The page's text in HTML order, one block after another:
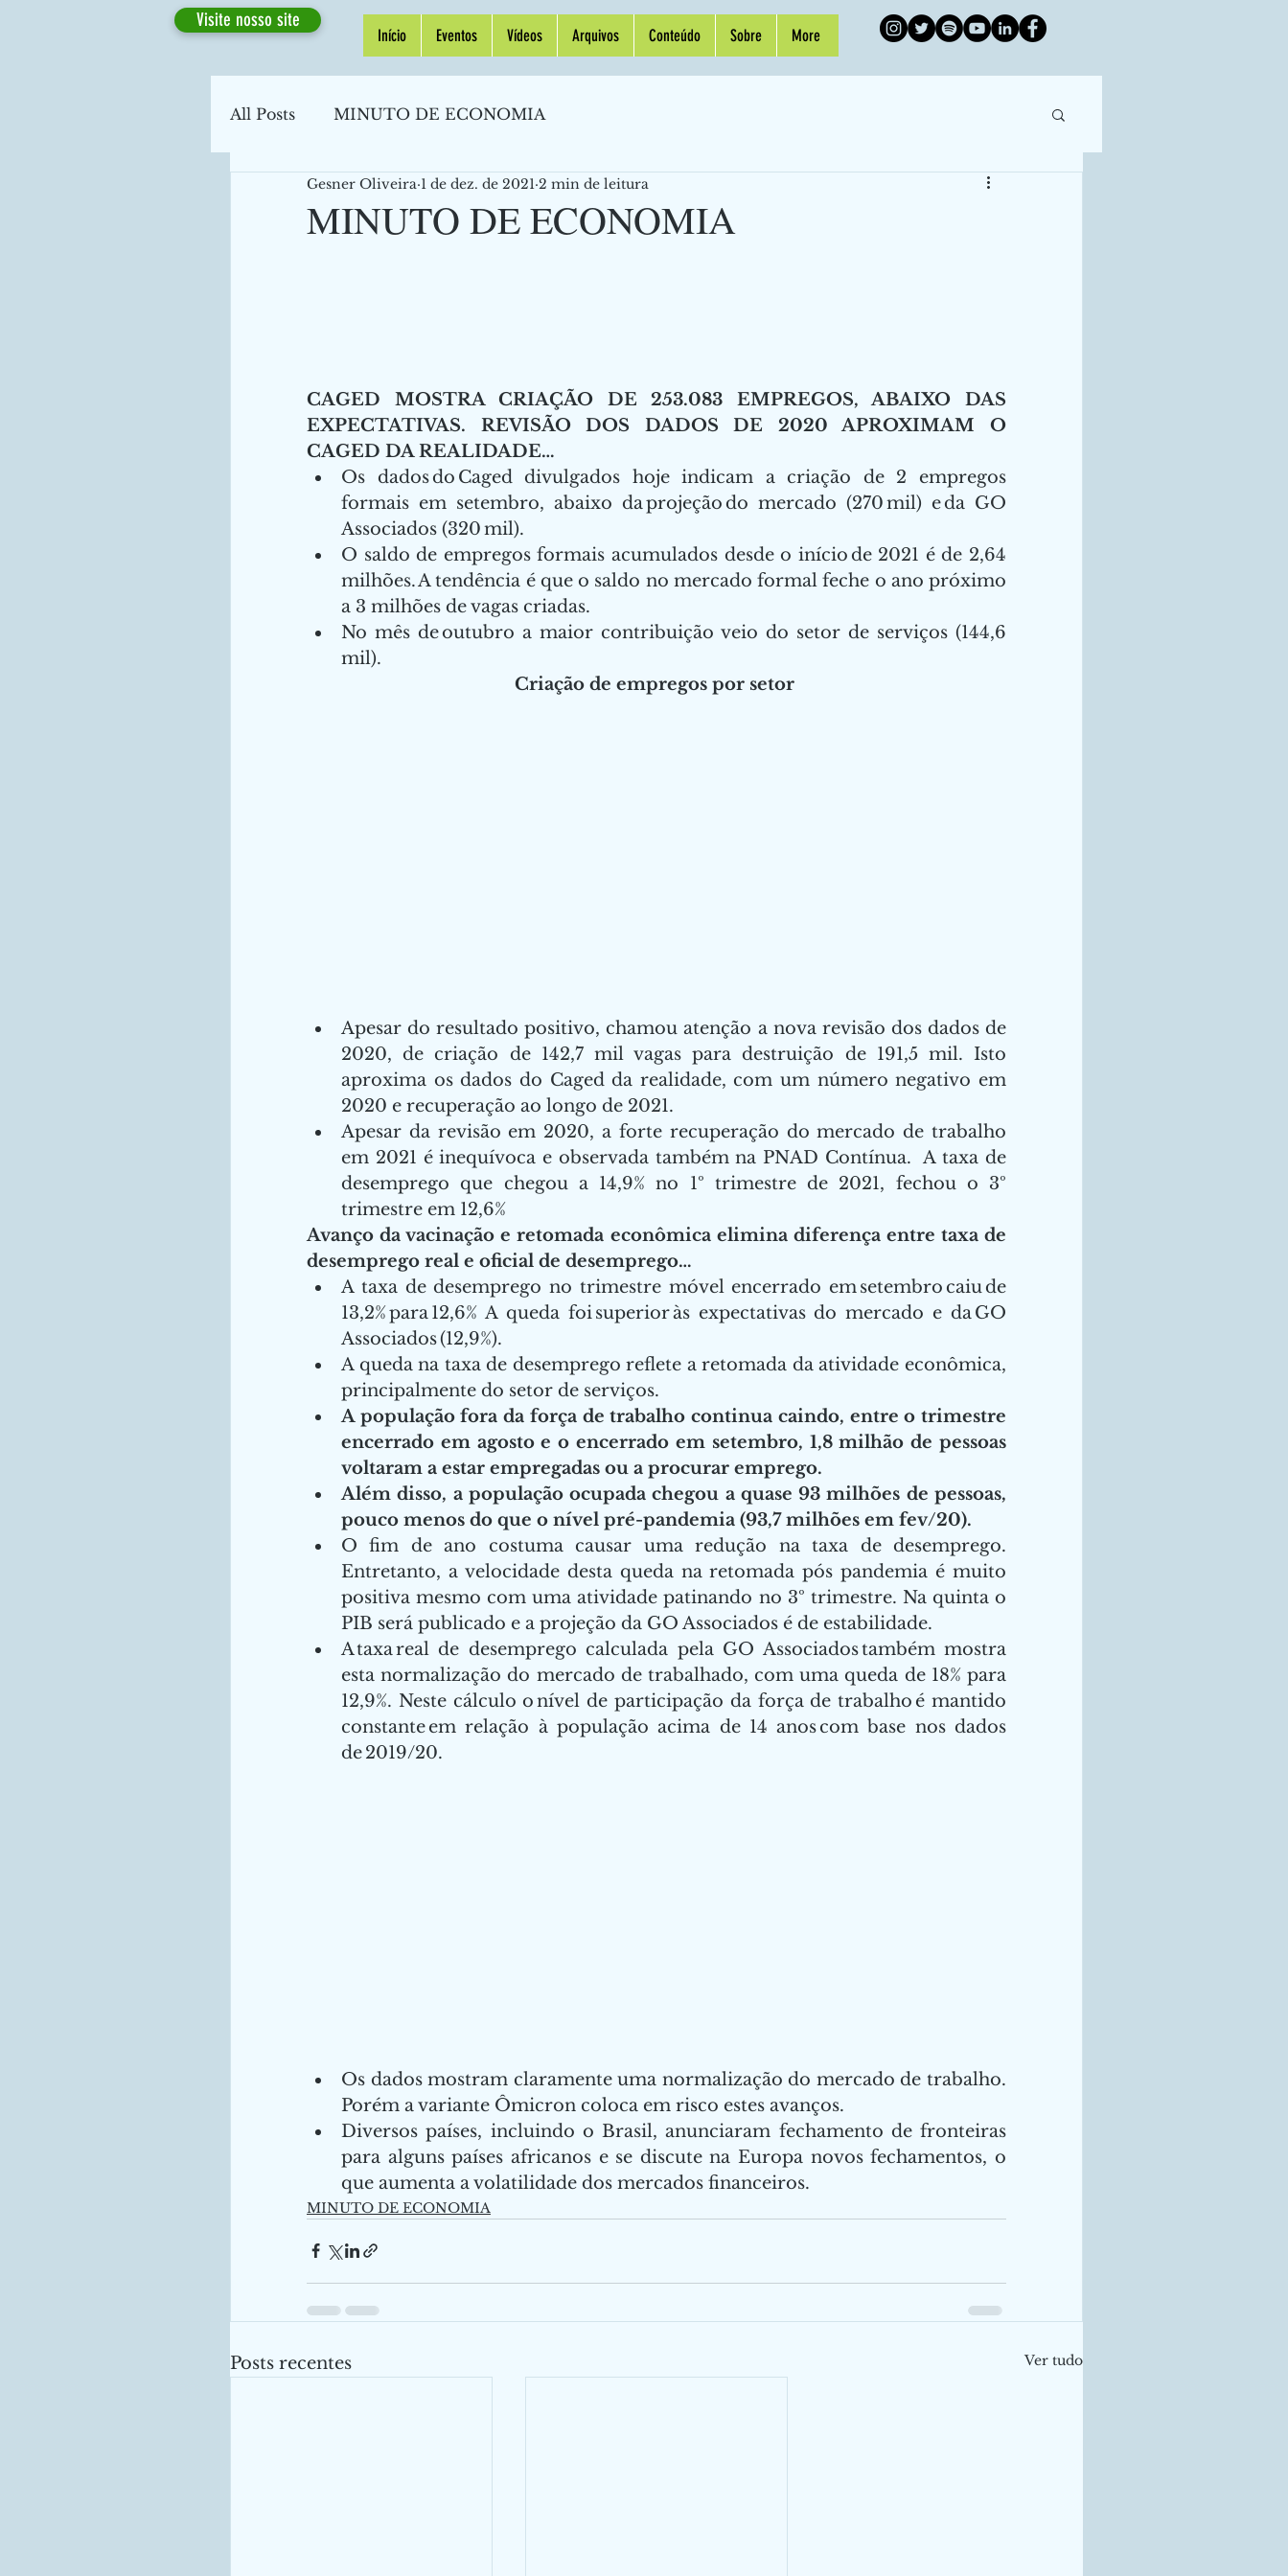
Visite nosso site
Início Eventos Vídeos Arquivos Conteúdo Sobre More
All Posts MINUTO DE ECONOMIA
MINUTO DE ECONOMIA
Gesner Oliveira 1 de dez. de 2021 2 min de leitura
CAGED MOSTRA CRIAÇÃO DE 253.083 EMPREGOS, ABAIXO DAS
EXPECTATIVAS. REVISÃO DOS DADOS DE 2020 APROXIMAM O
CAGED DA REALIDADE…
Os dados do Caged divulgados hoje indicam a criação de 2 empregos
formais em setembro, abaixo da projeção do mercado (270 mil) e da GO
Associados (320 mil).
O saldo de empregos formais acumulados desde o início de 2021 é de 2,64
milhões. A tendência é que o saldo no mercado formal feche o ano próximo
a 3 milhões de vagas criadas.
No mês de outubro a maior contribuição veio do setor de serviços (144,6
mil).
Criação de empregos por setor
Apesar do resultado positivo, chamou atenção a nova revisão dos dados de
2020, de criação de 142,7 mil vagas para destruição de 191,5 mil. Isto
aproxima os dados do Caged da realidade, com um número negativo em
2020 e recuperação ao longo de 2021.
Apesar da revisão em 2020, a forte recuperação do mercado de trabalho
em 2021 é inequívoca e observada também na PNAD Contínua.  A taxa de
desemprego que chegou a 14,9% no 1º trimestre de 2021, fechou o 3º
trimestre em 12,6%
Avanço da vacinação e retomada econômica elimina diferença entre taxa de
desemprego real e oficial de desemprego…
A taxa de desemprego no trimestre móvel encerrado em setembro caiu de
13,2% para 12,6% A queda foi superior às expectativas do mercado e da GO
Associados (12,9%).
A queda na taxa de desemprego reflete a retomada da atividade econômica,
principalmente do setor de serviços.
A população fora da força de trabalho continua caindo, entre o trimestre
encerrado em agosto e o encerrado em setembro, 1,8 milhão de pessoas
voltaram a estar empregadas ou a procurar emprego.
Além disso, a população ocupada chegou a quase 93 milhões de pessoas,
pouco menos do que o nível pré-pandemia (93,7 milhões em fev/20).
O fim de ano costuma causar uma redução na taxa de desemprego.
Entretanto, a velocidade desta queda na retomada pós pandemia é muito
positiva mesmo com uma atividade patinando no 3º trimestre. Na quinta o
PIB será publicado e a projeção da GO Associados é de estabilidade.
A taxa real de desemprego calculada pela GO Associados também mostra
esta normalização do mercado de trabalhado, com uma queda de 18% para
12,9%. Neste cálculo o nível de participação da força de trabalho é mantido
constante em relação à população acima de 14 anos com base nos dados
de 2019/20.
Os dados mostram claramente uma normalização do mercado de trabalho.
Porém a variante Ômicron coloca em risco estes avanços.
Diversos países, incluindo o Brasil, anunciaram fechamento de fronteiras
para alguns países africanos e se discute na Europa novos fechamentos, o
que aumenta a volatilidade dos mercados financeiros.
MINUTO DE ECONOMIA
Posts recentes Ver tudo